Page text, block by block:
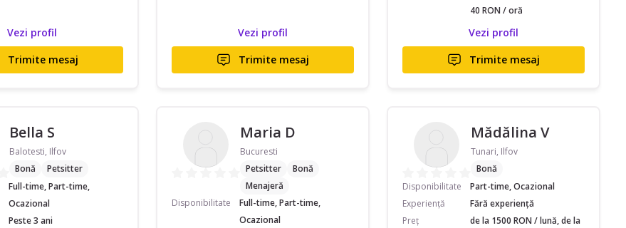
Vezi profil
Trimite mesaj
Vezi profil
Trimite mesaj
40 RON / oră
Vezi profil
Trimite mesaj
Bella S
Balotesti, Ilfov
Bonă
Petsitter
Full-time, Part-time,
Ocazional
Peste 3 ani
Maria D
Bucuresti
Petsitter
Bonă
Menajeră
Disponibilitate
Full-time, Part-time,
Ocazional
Mădălina V
Tunari, Ilfov
Bonă
Disponibilitate
Part-time, Ocazional
Experiență
Fără experiență
Preț
de la 1500 RON / lună, de la